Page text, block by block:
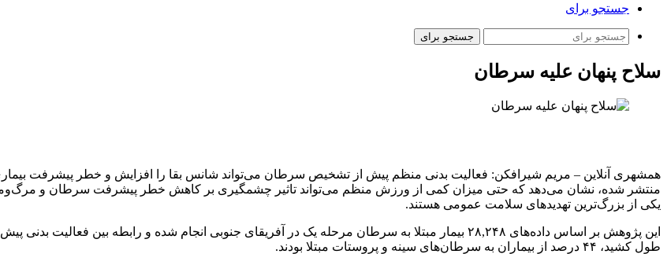
جستجو برای
جستجو برای
سلاح پنهان علیه سرطان
همشهری آنلاین – مریم شیرافکن: فعالیت بدنی منظم پیش از تشخیص سرطان می‌تواند شانس بقا را افزایش و خطر پیشرفت
منتشر شده، نشان می‌دهد که حتی میزان کمی از ورزش منظم می‌تواند تاثیر چشمگیری بر کاهش خطر پیشرفت سرطان و مرگ‌ومیر
یکی از بزرگ‌ترین تهدیدهای سلامت عمومی هستند.
طول کشید، ۴۴ درصد از بیماران به سرطان‌های سینه و پروستات مبتلا بودند.